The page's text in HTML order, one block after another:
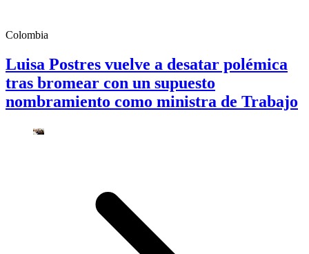
Colombia
Luisa Postres vuelve a desatar polémica
tras bromear con un supuesto
nombramiento como ministra de Trabajo